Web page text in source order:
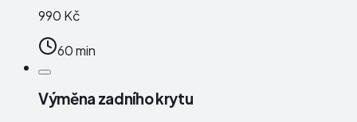
990 Kč
60 min
Výměna zadního krytu